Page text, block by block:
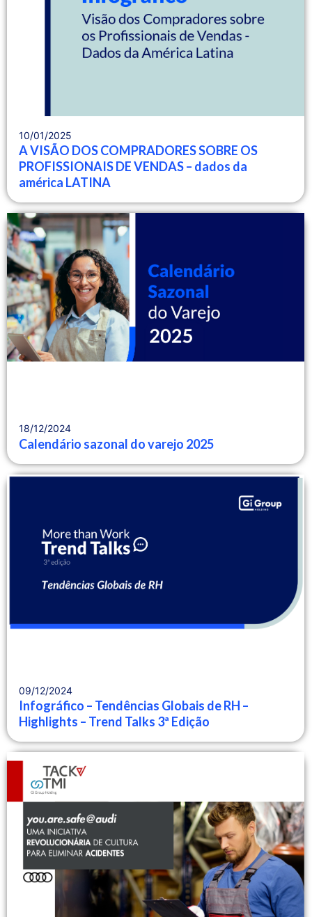
10/01/2025
A VISÃO DOS COMPRADORES SOBRE OS
PROFISSIONAIS DE VENDAS – dados da
américa LATINA
18/12/2024
Calendário sazonal do varejo 2025
09/12/2024
Infográfico – Tendências Globais de RH –
Highlights – Trend Talks 3ª Edição